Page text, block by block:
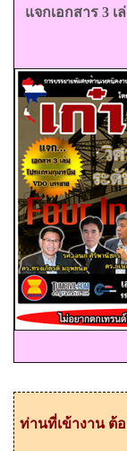
แจกเอกสาร 3
ท่านที่เข้างาน ต้